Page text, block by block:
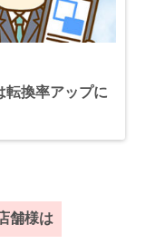
転換率アップに
舗様は